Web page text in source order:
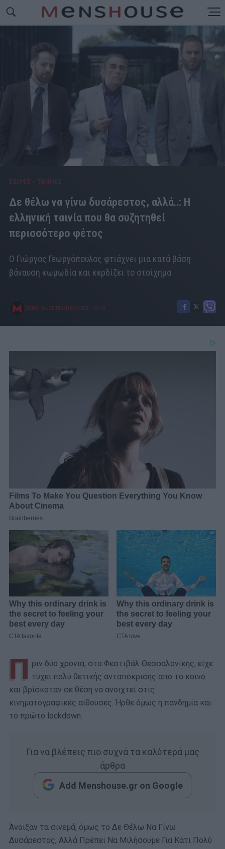
ΣΕΙΡΕΣ - ΤΑΙΝΙΕΣ
Δε θέλω να γίνω δυσάρεστος, αλλά..: Η
ελληνική ταινία που θα συζητηθεί
περισσότερο φέτος
Ο Γιώργος Γεωργόπουλος φτιάχνει μια κατά βάση
βάναυση κωμωδία και κερδίζει το στοίχημα
MENSHOUSE TEAM 16/07/2021 03:00
Π ριν δύο χρόνια, στο Φεστιβάλ Θεσσαλονίκης, είχε
τύχει πολύ θετικής ανταπόκρισης από το κοινό
και βρίσκοταν σε θέση να ανοιχτεί στις
κινηματογραφικές αίθουσες. Ήρθε όμως η πανδημία και
το πρώτο lockdown.
Για να βλέπεις πιο συχνά τα καλύτερά μας
άρθρα
Add Menshouse.gr on Google
Άνοιξαν τα σινεμά, όμως το Δε Θέλω Να Γίνω
Δυσάρεστος, Αλλά Πρέπει Να Μιλήσουμε Για Κάτι Πολύ